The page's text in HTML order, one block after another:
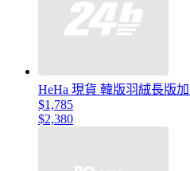
HeHa 現貨 韓版羽絨長版
$1,785
$2,380